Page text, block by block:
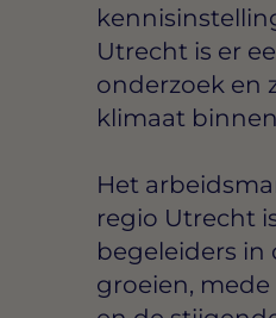
Utrecht is er
onderzoek en
klimaat
Het
regio Utrecht
begeleiders
groeien,